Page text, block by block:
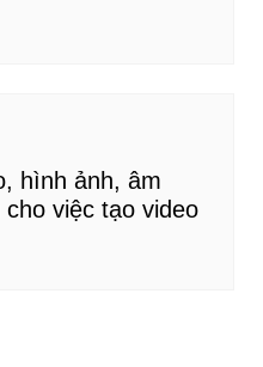
hình ảnh, âm
việc tạo video